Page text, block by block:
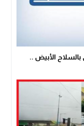
الأبيض ..